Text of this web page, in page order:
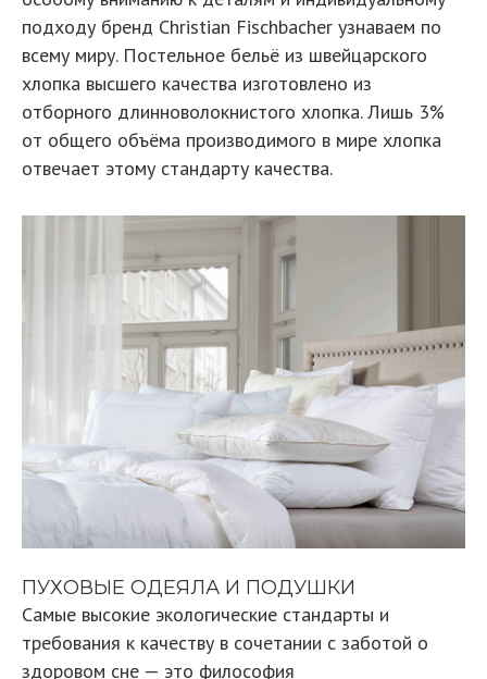
подходу бренд Christian Fischbacher узнаваем по
всему миру. Постельное бельё из швейцарского
хлопка высшего качества изготовлено из
отборного длинноволокнистого хлопка. Лишь 3%
от общего объёма производимого в мире хлопка
отвечает этому стандарту качества.
ПУХОВЫЕ ОДЕЯЛА И ПОДУШКИ
Самые высокие экологические стандарты и
требования к качеству в сочетании с заботой о
здоровом сне — это философия